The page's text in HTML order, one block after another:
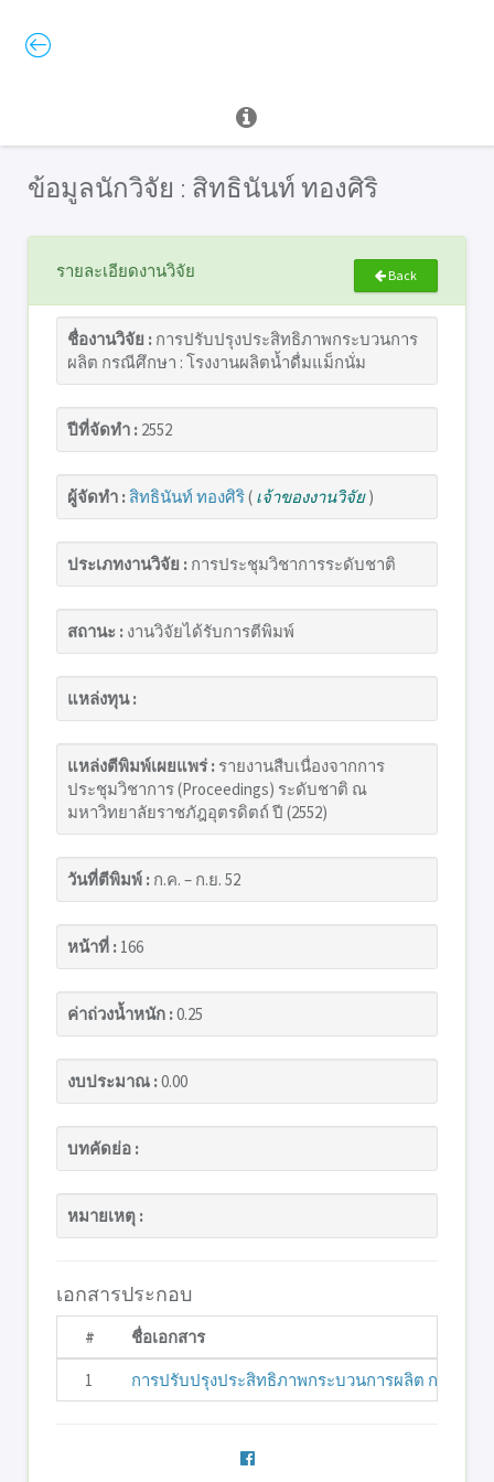
ข้อมูลนักวิจัย : สิทธินันท์ ทองศิริ
รายละเอียดงานวิจัย Back
ชื่องานวิจัย : การปรับปรุงประสิทธิภาพกระบวนการ
ผลิต กรณีศึกษา : โรงงานผลิตน้ำดื่มแม็กนั่ม
ปีที่จัดทำ : 2552
ผู้จัดทำ : สิทธินันท์ ทองศิริ( เจ้าของงานวิจัย)
ประเภทงานวิจัย : การประชุมวิชาการระดับชาติ
สถานะ : งานวิจัยได้รับการตีพิมพ์
แหล่งทุน :
แหล่งตีพิมพ์เผยแพร่ : รายงานสืบเนื่องจากการ
ประชุมวิชาการ (Proceedings) ระดับชาติ ณ
มหาวิทยาลัยราชภัฎอุตรดิตถ์ ปี (2552)
วันที่ตีพิมพ์ : ก.ค. – ก.ย. 52
หน้าที่ : 166
ค่าถ่วงน้ำหนัก :0.25
งบประมาณ :0.00
บทคัดย่อ :
หมายเหตุ :
เอกสารประกอบ
# ชื่อเอกสาร
1 การปรับปรุงประสิทธิภาพกระบวนการผลิต กรณีศึก